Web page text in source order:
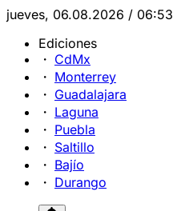
jueves, 06.08.2026 / 06:53
Ediciones
CdMx
Monterrey
Guadalajara
Laguna
Puebla
Saltillo
Bajío
Durango